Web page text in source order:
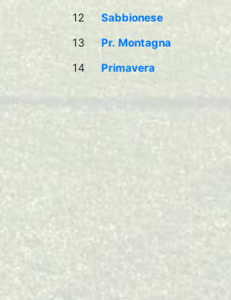
12
Sabbionese
13
Pr. Montagna
14
Primavera